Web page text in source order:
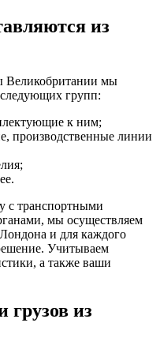
из
Великобритании мы
групп:
к ним;
производственные линии
с транспортными
мы осуществляем
и для каждого
Учитываем
а также ваши
грузов из